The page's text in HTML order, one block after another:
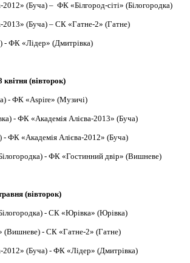
(Буча) – ФК «Білгород-сіті» (Білогородка)
2013» (Буча) – СК «Гатне-2» (Гатне)
ФК «Лідер» (Дмитрівка)
(вівторок)
- ФК «Aspire» (Музичі)
- ФК «Академія Алієва-2013» (Буча)
ФК «Академія Алієва-2012» (Буча)
- ФК «Гостинний двір» (Вишневе)
(вівторок)
- СК «Юрівка» (Юрівка)
(Вишневе) - СК «Гатне-2» (Гатне)
2012» (Буча) - ФК «Лідер» (Дмитрівка)